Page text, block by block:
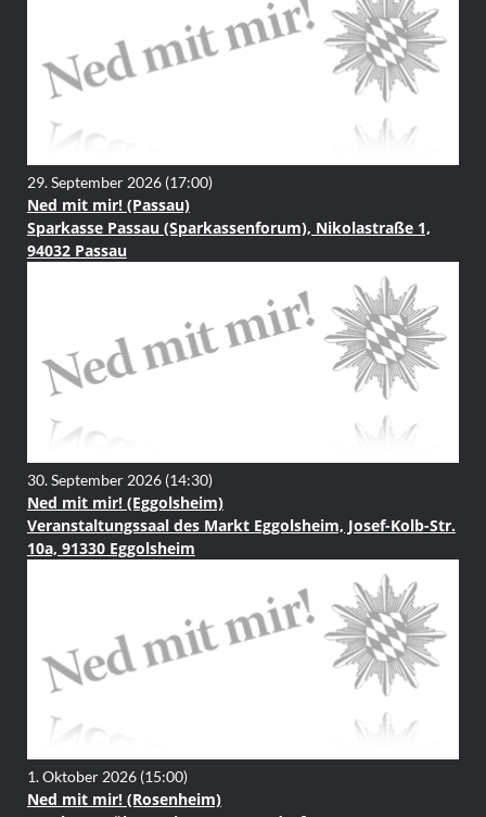
29. September 2026 (17:00)
Ned mit mir! (Passau)
Sparkasse Passau (Sparkassenforum), Nikolastraße 1,
94032 Passau
30. September 2026 (14:30)
Ned mit mir! (Eggolsheim)
Veranstaltungssaal des Markt Eggolsheim, Josef-Kolb-Str.
10a, 91330 Eggolsheim
1. Oktober 2026 (15:00)
Ned mit mir! (Rosenheim)